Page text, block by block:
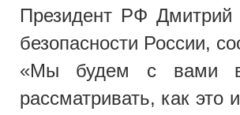
Президент РФ Дмитрий
безопасности России,
«Мы будем с вами в
рассматривать, как